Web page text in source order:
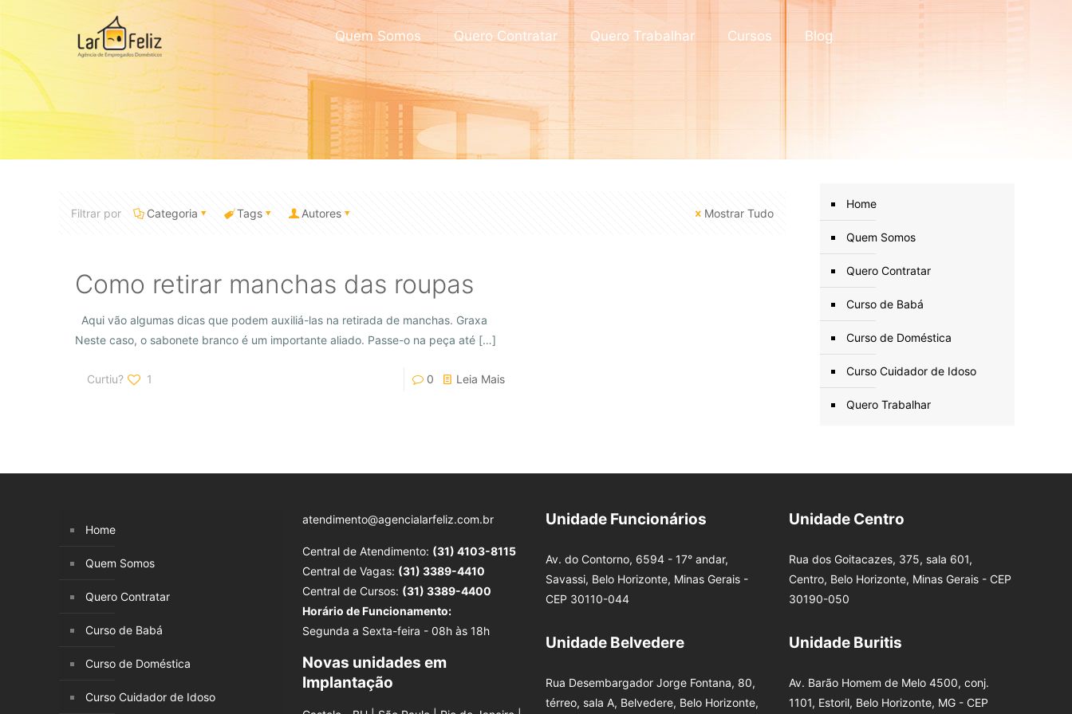
Quem Somos Quero Contratar Quero Trabalhar Cursos Blog
Filtrar por Categoria Tags Autores Mostrar Tudo
Como retirar manchas das roupas
Aqui vão algumas dicas que podem auxiliá-las na retirada de manchas. Graxa
Neste caso, o sabonete branco é um importante aliado. Passe-o na peça até […]
Curtiu? 1 0 Leia Mais
Home
Quem Somos
Quero Contratar
Curso de Babá
Curso de Doméstica
Curso Cuidador de Idoso
Quero Trabalhar
Home
Quem Somos
Quero Contratar
Curso de Babá
Curso de Doméstica
Curso Cuidador de Idoso
atendimento@agencialarfeliz.com.br
Central de Atendimento: (31) 4103-8115
Central de Vagas: (31) 3389-4410
Central de Cursos: (31) 3389-4400
Horário de Funcionamento:
Segunda a Sexta-feira - 08h às 18h
Novas unidades em
Implantação
Unidade Funcionários
Av. do Contorno, 6594 - 17° andar,
Savassi, Belo Horizonte, Minas Gerais -
CEP 30110-044
Unidade Belvedere
Rua Desembargador Jorge Fontana, 80,
térreo, sala A, Belvedere, Belo Horizonte,
Unidade Centro
Rua dos Goitacazes, 375, sala 601,
Centro, Belo Horizonte, Minas Gerais - CEP
30190-050
Unidade Buritis
Av. Barão Homem de Melo 4500, conj.
1101, Estoril, Belo Horizonte, MG - CEP